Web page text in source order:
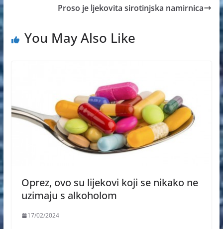
Proso je ljekovita sirotinjska namirnica
You May Also Like
Oprez, ovo su lijekovi koji se nikako ne
uzimaju s alkoholom
17/02/2024